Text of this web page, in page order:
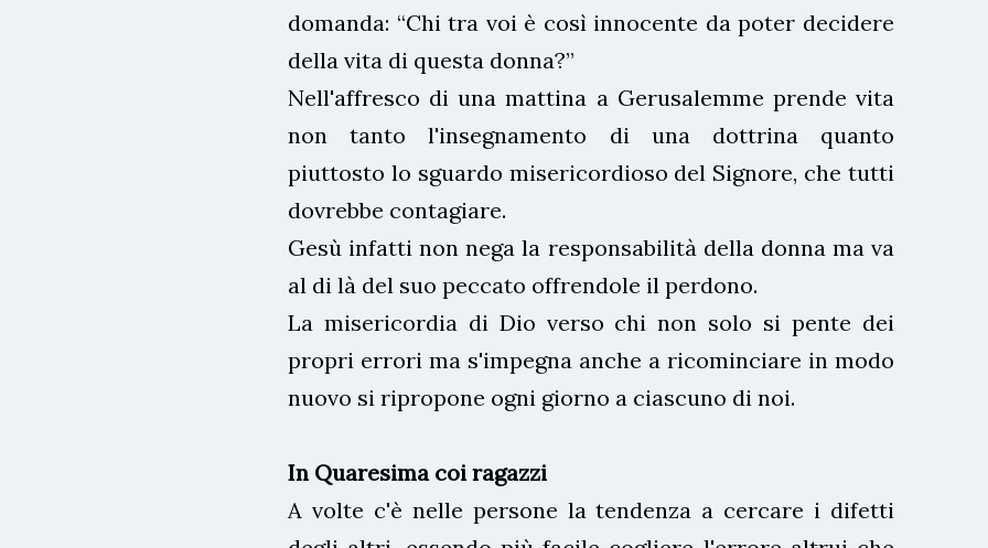
domanda: “Chi tra voi è così innocente da poter decidere
della vita di questa donna?”
Nell'affresco di una mattina a Gerusalemme prende vita
non tanto l'insegnamento di una dottrina quanto
piuttosto lo sguardo misericordioso del Signore, che tutti
dovrebbe contagiare.
Gesù infatti non nega la responsabilità della donna ma va
al di là del suo peccato offrendole il perdono.
La misericordia di Dio verso chi non solo si pente dei
propri errori ma s'impegna anche a ricominciare in modo
nuovo si ripropone ogni giorno a ciascuno di noi.
In Quaresima coi ragazzi
A volte c'è nelle persone la tendenza a cercare i difetti